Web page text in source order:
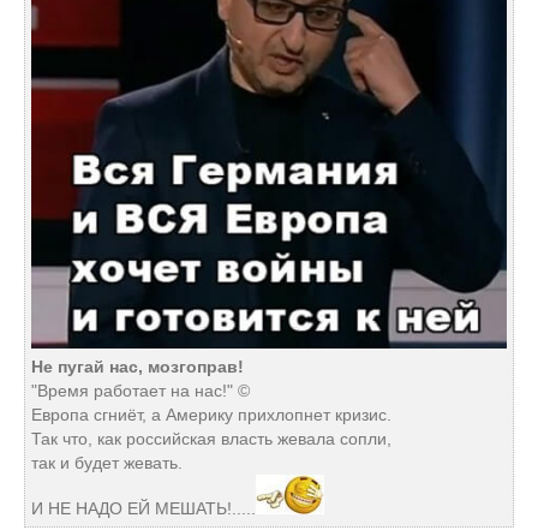
Не пугай нас, мозгоправ!
"Время работает на нас!" ©
Европа сгниёт, а Америку прихлопнет кризис.
Так что, как российская власть жевала сопли,
так и будет жевать.
И НЕ НАДО ЕЙ МЕШАТЬ!.....